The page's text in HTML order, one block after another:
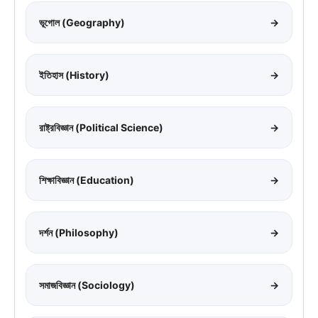
ভূগোল (Geography) →
ইতিহাস (History) →
রাষ্ট্রবিজ্ঞান (Political Science) →
শিক্ষাবিজ্ঞান (Education) →
দর্শন (Philosophy) →
সমাজবিজ্ঞান (Sociology) →